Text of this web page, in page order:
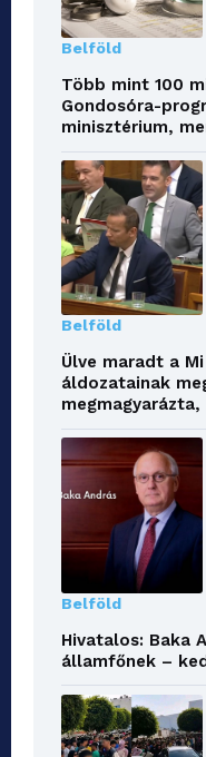
Belföld
Több mint 100
Gondosóra-
minisztérium,
Belföld
Ülve maradt a
áldozatainak
Belföld
Hivatalos: Baka
államfőnek –